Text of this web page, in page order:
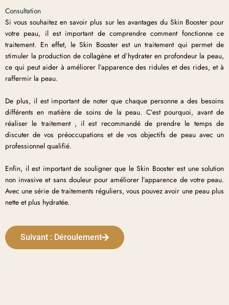
Consultation
Si vous souhaitez en savoir plus sur les avantages du Skin Booster pour
votre peau, il est important de comprendre comment fonctionne ce
traitement. En effet, le Skin Booster est un traitement qui permet de
stimuler la production de collagène et d’hydrater en profondeur la peau,
ce qui peut aider à améliorer l’apparence des ridules et des rides, et à
raffermir la peau.
De plus, il est important de noter que chaque personne a des besoins
différents en matière de soins de la peau. C’est pourquoi, avant de
réaliser le traitement , il est recommandé de prendre le temps de
discuter de vos préoccupations et de vos objectifs de peau avec un
professionnel qualifié.
Enfin, il est important de souligner que le Skin Booster est une solution
non invasive et sans douleur pour améliorer l’apparence de votre peau.
Avec une série de traitements réguliers, vous pouvez avoir une peau plus
nette et plus hydratée.
Suivant : Déroulement